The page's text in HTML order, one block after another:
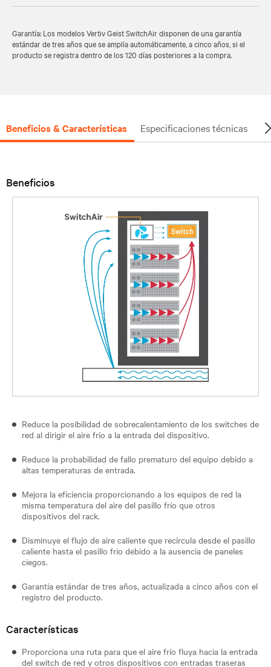
Garantía: Los modelos Vertiv Geist SwitchAir disponen de una garantía
estándar de tres años que se amplía automáticamente, a cinco años, si el
producto se registra dentro de los 120 días posteriores a la compra.
Beneficios & Características Especificaciones técnicas
Beneficios
Reduce la posibilidad de sobrecalentamiento de los switches de
red al dirigir el aire frío a la entrada del dispositivo.
Reduce la probabilidad de fallo prematuro del equipo debido a
altas temperaturas de entrada.
Mejora la eficiencia proporcionando a los equipos de red la
misma temperatura del aire del pasillo frío que otros
dispositivos del rack.
Disminuye el flujo de aire caliente que recircula desde el pasillo
caliente hasta el pasillo frío debido a la ausencia de paneles
ciegos.
Garantía estándar de tres años, actualizada a cinco años con el
registro del producto.
Características
Proporciona una ruta para que el aire frío fluya hacia la entrada
del switch de red y otros dispositivos con entradas traseras